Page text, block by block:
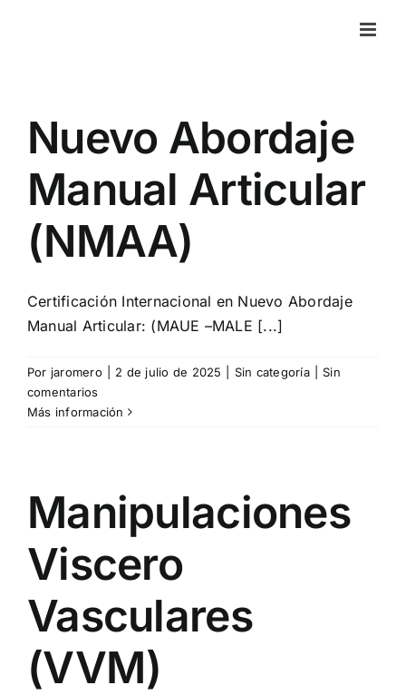
Nuevo Abordaje
Manual Articular
(NMAA)
Certificación Internacional en Nuevo Abordaje
Manual Articular: (MAUE –MALE [...]
Por jaromero 2 de julio de 2025 Sin categoría
Sin
comentarios
Más información
Manipulaciones
Viscero
Vasculares
(VVM)